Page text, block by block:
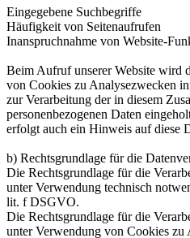
Eingegebene Suchbegriffe
Häufigkeit von Seitenaufrufen
Inanspruchnahme von Website-
Beim Aufruf unserer Website wird
von Cookies zu Analysezwecken
zur Verarbeitung der in diesem
personenbezogenen Daten
erfolgt auch ein Hinweis auf diese
b) Rechtsgrundlage für die
Die Rechtsgrundlage für die
unter Verwendung technisch
lit. f DSGVO.
Die Rechtsgrundlage für die
unter Verwendung von Cookies zu